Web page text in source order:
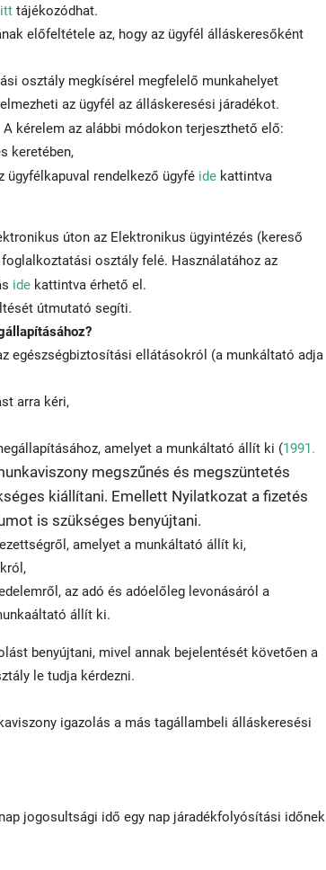
itt tájékozódhat.
előfeltétele az, hogy az ügyfél álláskeresőként
osztály megkísérel megfelelő munkahelyet
az ügyfél az álláskeresési járadékot.
kérelem az alábbi módokon terjeszthető elő:
keretében,
ügyfélkapuval rendelkező ügyfé ide kattintva
úton az Elektronikus ügyintézés (kereső
osztály felé. Használatához az
ide kattintva érhető el.
útmutató segíti.
egészségbiztosítási ellátásokról (a munkáltató adja
arra kéri,
amelyet a munkáltató állít ki (1991.
megszűnés és megszüntetés
kiállítani. Emellett Nyilatkozat a fizetés
is szükséges benyújtani.
amelyet a munkáltató állít ki,
az adó és adóelőleg levonásáról a
állít ki.
benyújtani, mivel annak bejelentését követően a
le tudja kérdezni.
igazolás a más tagállambeli álláskeresési
jogosultsági idő egy nap járadékfolyósítási időnek